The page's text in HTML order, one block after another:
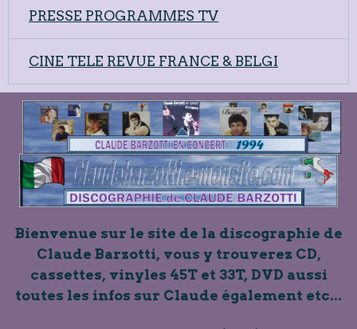
PRESSE PROGRAMMES TV
CINE TELE REVUE FRANCE & BELGI
Bienvenue sur le site de la discographie de
Claude Barzotti, vous y trouverez CD,
cassettes, vinyles 45T et 33T, DVD aussi
toutes les infos sur Claude également etc...